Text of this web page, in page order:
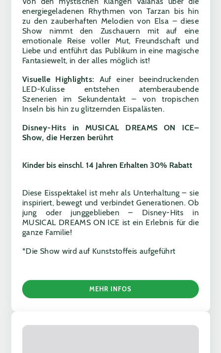
energiegeladenen Rhythmen von Tarzan bis hin
zu den zauberhaften Melodien von Elsa – diese
Show nimmt den Zuschauern mit auf eine
emotionale Reise voller Mut, Freundschaft und
Liebe und entführt das Publikum in eine magische
Fantasiewelt, in der alles möglich ist!
Visuelle Highlights: Auf einer beeindruckenden
LED-Kulisse entstehen atemberaubende
Szenerien im Sekundentakt – von tropischen
Inseln bis hin zu glitzernden Eispalästen.
Disney-Hits in MUSICAL DREAMS ON ICE–
Show, die Herzen berührt
Kinder bis einschl. 14 Jahren Erhalten 30% Rabatt
Diese Eisspektakel ist mehr als Unterhaltung – sie
inspiriert, bewegt und verbindet Generationen. Ob
jung oder junggeblieben – Disney-Hits in
MUSICAL DREAMS ON ICE ist ein Erlebnis für die
ganze Familie!
*Die Show wird auf Kunststoffeis aufgeführt
MEHR INFOS